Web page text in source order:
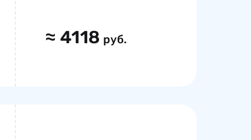
≈ 4118 руб.